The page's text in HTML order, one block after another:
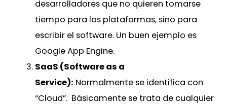
desarrolladores que no quieren tomarse
tiempo para las plataformas, sino para
escribir el software. Un buen ejemplo es
Google App Engine.
SaaS (Software as a
Service): Normalmente se identifica con
“Cloud”. Básicamente se trata de cualquier